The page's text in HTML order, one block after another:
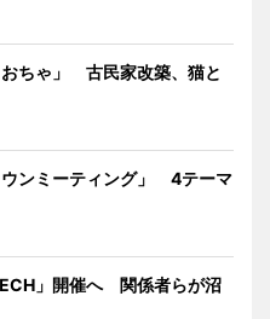
ちゃ」 古民家改築、猫と
ンミーティング」 4テーマ
」開催へ 関係者らが沼